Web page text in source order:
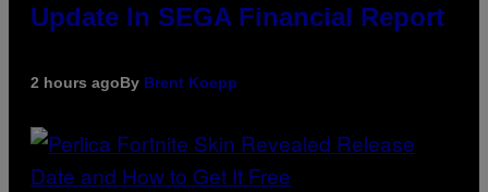
Update In SEGA Financial Report
2 hours agoBy Brent Koepp